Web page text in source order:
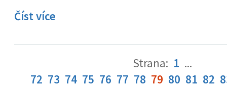
Číst více
Strana: 1 ...
72 73 74 75 76 77 78 79 80 81 82